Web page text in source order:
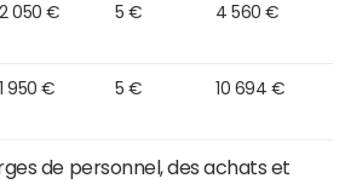
2 050 € 5 € 4 560 €
1 950 € 5 € 10 694 €
de personnel, des achats et